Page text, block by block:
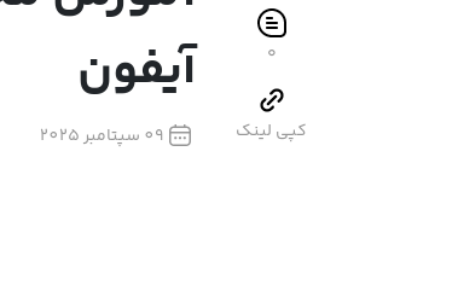
آیفون
09 سپتامبر 2025
۰
کپی لینک